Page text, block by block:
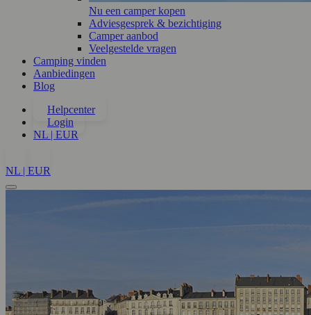
Nu een camper kopen
Adviesgesprek & bezichtiging
Camper aanbod
Veelgestelde vragen
Camping vinden
Aanbiedingen
Blog
Helpcenter
Login
NL | EUR
NL | EUR